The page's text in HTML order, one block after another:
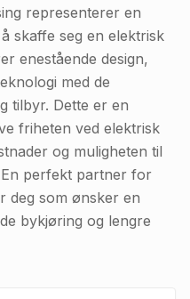
representerer en
skaffe seg en elektrisk
enestående design,
med de
tilbyr. Dette er en
friheten ved elektrisk
og muligheten til
perfekt partner for
deg som ønsker en
bykjøring og lengre